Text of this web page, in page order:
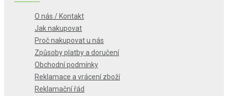
O nás / Kontakt
Jak nakupovat
Proč nakupovat u nás
Způsoby platby a doručení
Obchodní podmínky
Reklamace a vrácení zboží
Reklamační řád